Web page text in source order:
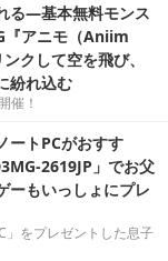
る―基本無料モンス
『アニモ（Aniim
クして空を飛び、
紛れ込む
催！
ートPCがおすす
2619JP」でお父
ーもいっしょにプレ
」をプレゼントした息子